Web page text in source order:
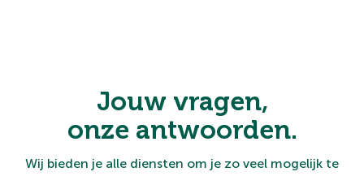
Jouw vragen,
onze antwoorden.
Wij bieden je alle diensten om je zo veel mogelijk te